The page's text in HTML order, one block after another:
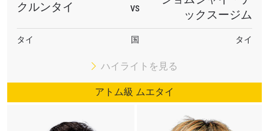
クルンタイ VS
ックスージム
タイ 国 タイ
ハイライトを見る
アトム級 ムエタイ